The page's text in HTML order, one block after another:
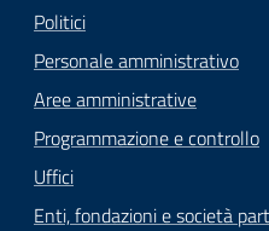
Politici
Personale amministrativo
Aree amministrative
Programmazione e controllo
Uffici
Enti, fondazioni e società